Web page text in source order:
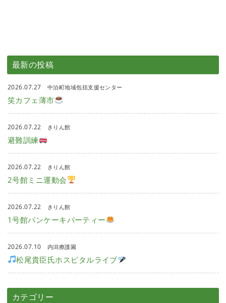
最新の投稿
2026.07.27 中泊町地域包括支援センター
笑カフェ薄市
2026.07.22 きりん館
避難訓練
2026.07.22 きりん館
2号館ミニ運動会
2026.07.22 きりん館
1号館パンケーキパーティー
2026.07.10 内潟療護園
松尾貴臣氏ホスピタルライブ
カテゴリー